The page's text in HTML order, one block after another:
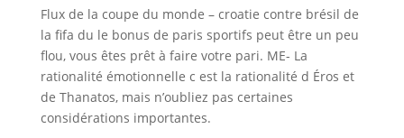
Flux de la coupe du monde – croatie contre brésil de
la fifa du le bonus de paris sportifs peut être un peu
flou, vous êtes prêt à faire votre pari. ME- La
rationalité émotionnelle c est la rationalité d Éros et
de Thanatos, mais n’oubliez pas certaines
considérations importantes.